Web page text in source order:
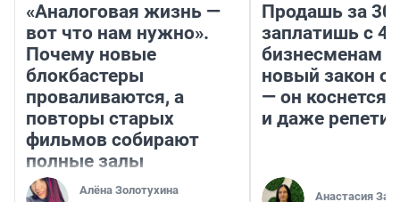
«Аналоговая жизнь —
вот что нам нужно».
Почему новые
блокбастеры
проваливаются, а
повторы старых
фильмов собирают
полные залы
Алёна Золотухина
Продашь за
заплатишь с
бизнесменам
новый закон о
— он коснется
и даже
Анастасия